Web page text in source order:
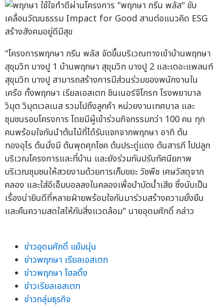
"โครงการพฤกษา กรีน พลัส จัดขึ้นบริเวณทางเข้าบ้านพฤกษา
สุขุมวิท บางปู 1 บ้านพฤกษา สุขุมวิท บางปู 2 และเดอะแพลนท์
สุขุมวิท บางปู สามารถสร้างการมีส่วนร่วมของพนักงานใน
เครือ ทั้งพฤกษา เรียลเอสเตท ซินเนอร์จีโกรท โรงพยาบาล
วิมุต วิมุตเวลเนส รวมไปถึงลูกค้า หน่วยงานเทศบาล และ
ชุมชนรอบโครงการ โดยมีผู้เข้าร่วมกิจกรรมกว่า 100 คน ทุก
คนพร้อมใจกันนำต้นไม้ที่ได้รับแจกจากพฤกษา อาทิ ต้น
ทองอุไร ต้นมั่งมี ต้นพุดศุภโชค ต้นประดู่แดง ต้นสารภี ไปปลูก
บริเวณโครงการและที่บ้าน และยังร่วมกันปรับทัศนียภาพ
บริเวณชุมชนให้สวยงามด้วยการเก็บขยะ วัชพืช เศษวัสดุจาก
คลอง และใส่อีเอ็มบอลลงในคลองเพื่อบำบัดน้ำเสีย ซึ่งนับเป็น
เรื่องน่ายินดีที่หลายฝ่ายพร้อมใจกันมาร่วมสร้างความยั่งยืน
และคืนความสดใสให้กับสิ่งแวดล้อม" นายอุดมศักดิ์ กล่าว
ข่าวอุดมศักดิ์ แย้มนุ่น
ข่าวพฤกษา เรียลเอสเตท
ข่าวพฤกษา โฮลดิ้ง
ข่าวเรียลเอสเตท
ข่าวกลุ่มธุรกิจ